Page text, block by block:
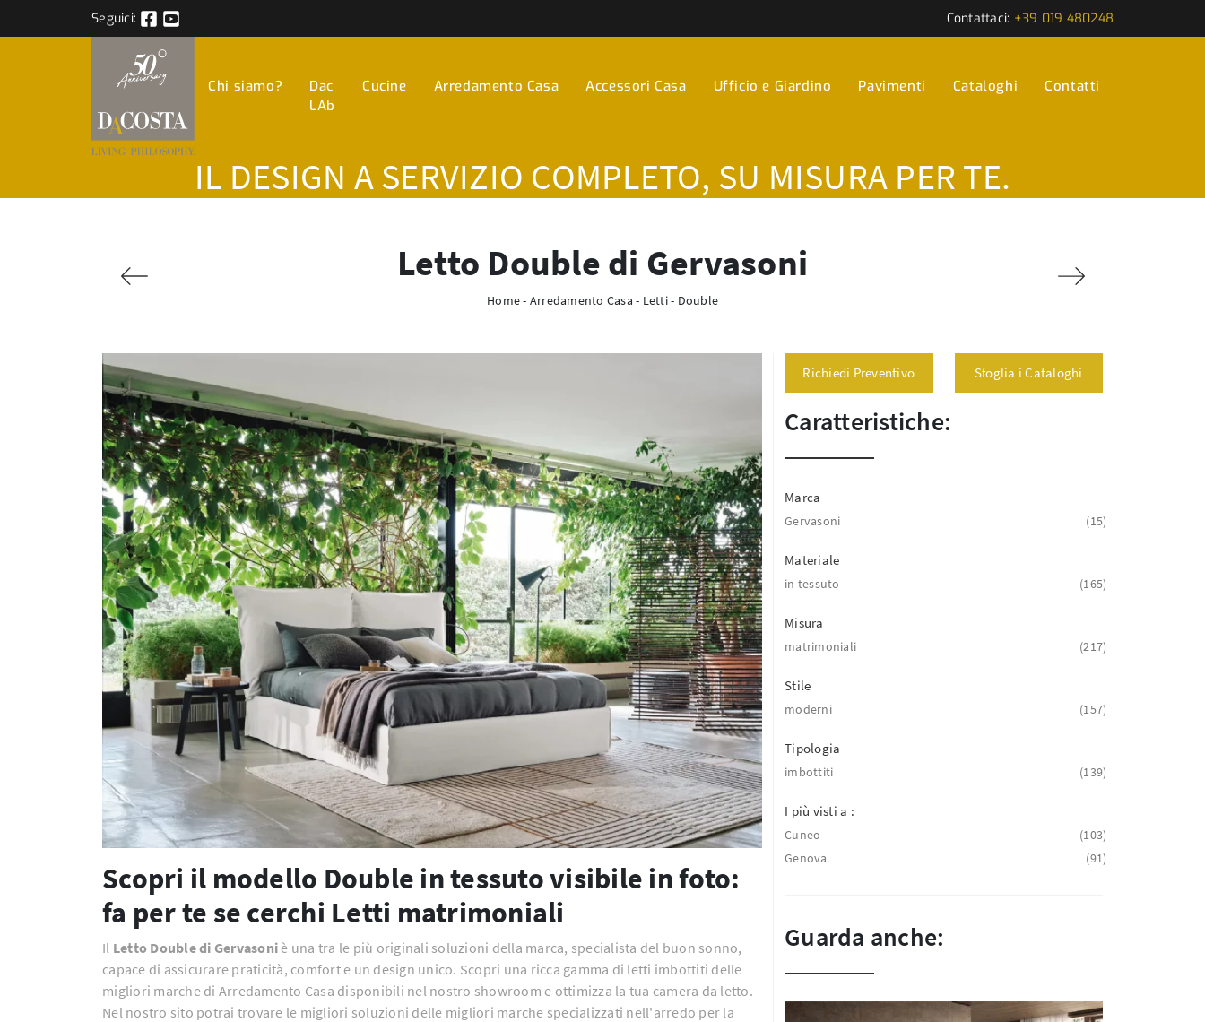
Seguici: Contattaci: +39 019 480248
Chi siamo?
Dac
LAb
Cucine Arredamento Casa Accessori Casa Ufficio e Giardino Pavimenti Cataloghi Contatti
IL DESIGN A SERVIZIO COMPLETO, SU MISURA PER TE.
Letto Double di Gervasoni
Home- Arredamento Casa - Letti- Double
Scopri il modello Double in tessuto visibile in foto:
fa per te se cerchi Letti matrimoniali
Il Letto Double di Gervasoni è una tra le più originali soluzioni della marca, specialista del buon sonno,
capace di assicurare praticità, comfort e un design unico. Scopri una ricca gamma di letti imbottiti delle
migliori marche di Arredamento Casa disponibili nel nostro showroom e ottimizza la tua camera da letto.
Nel nostro sito potrai trovare le migliori soluzioni delle migliori marche specializzati nell'arredo per la
Richiedi Preventivo Sfoglia i Cataloghi
Caratteristiche:
Marca
Gervasoni 15
Materiale
in tessuto 165
Misura
matrimoniali 217
Stile
moderni 157
Tipologia
imbottiti 139
I più visti a :
Cuneo
103
Genova
91
Guarda anche: